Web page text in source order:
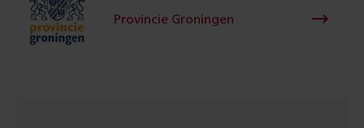
Provincie Groningen